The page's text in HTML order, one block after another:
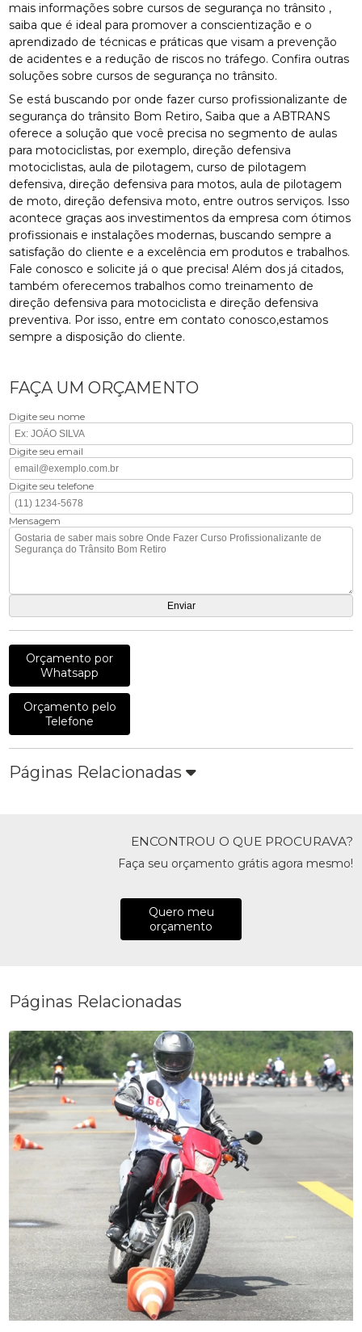
mais informações sobre cursos de segurança no trânsito ,
saiba que é ideal para promover a conscientização e o
aprendizado de técnicas e práticas que visam a prevenção
de acidentes e a redução de riscos no tráfego. Confira outras
soluções sobre cursos de segurança no trânsito.
Se está buscando por onde fazer curso profissionalizante de
segurança do trânsito Bom Retiro, Saiba que a ABTRANS
oferece a solução que você precisa no segmento de aulas
para motociclistas, por exemplo, direção defensiva
motociclistas, aula de pilotagem, curso de pilotagem
defensiva, direção defensiva para motos, aula de pilotagem
de moto, direção defensiva moto, entre outros serviços. Isso
acontece graças aos investimentos da empresa com ótimos
profissionais e instalações modernas, buscando sempre a
satisfação do cliente e a excelência em produtos e trabalhos.
Fale conosco e solicite já o que precisa! Além dos já citados,
também oferecemos trabalhos como treinamento de
direção defensiva para motociclista e direção defensiva
preventiva. Por isso, entre em contato conosco,estamos
sempre a disposição do cliente.
FAÇA UM ORÇAMENTO
Digite seu nome
Digite seu email
Digite seu telefone
Mensagem
Orçamento por
Whatsapp
Orçamento pelo
Telefone
Páginas Relacionadas
ENCONTROU O QUE PROCURAVA?
Faça seu orçamento grátis agora mesmo!
Quero meu
orçamento
Páginas Relacionadas